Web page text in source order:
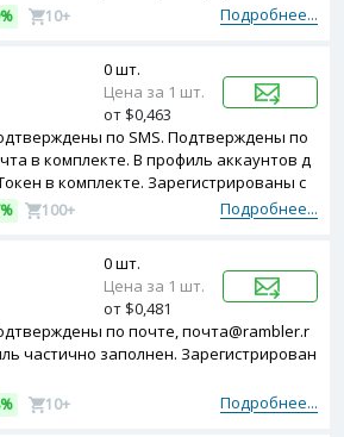
Подробнее...
10+
по SMS. Подтверждены по
в комплекте. В профиль аккаунтов д
в комплекте. Зарегистрированы с
Подробнее...
100+
0 шт.
Цена за 1 шт.
от $0,463
по почте, почта@rambler.r
частично заполнен. Зарегистрирован
Подробнее...
10+
0 шт.
Цена за 1 шт.
от $0,481